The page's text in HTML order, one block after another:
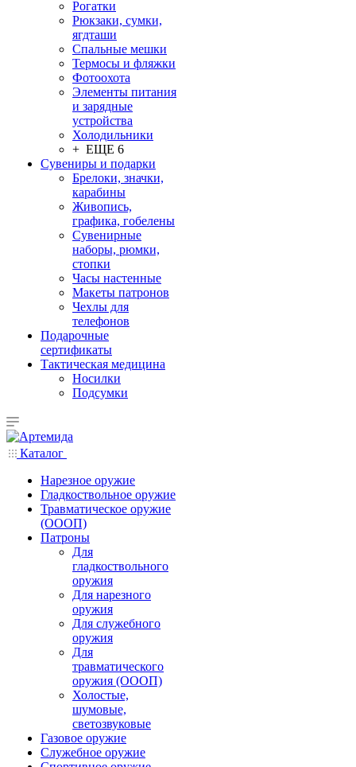
Рогатки
Рюкзаки, сумки,
ягдташи
Спальные мешки
Термосы и фляжки
Фотоохота
Элементы питания
и зарядные
устройства
Холодильники
+ ЕЩЕ 6
Сувениры и подарки
Брелоки, значки,
карабины
Живопись,
графика, гобелены
Сувенирные
наборы, рюмки,
стопки
Часы настенные
Макеты патронов
Чехлы для
телефонов
Подарочные
сертификаты
Тактическая медицина
Носилки
Подсумки
Каталог
Нарезное оружие
Гладкоствольное оружие
Травматическое оружие
(ОООП)
Патроны
Для
гладкоствольного
оружия
Для нарезного
оружия
Для служебного
оружия
Для
травматического
оружия (ОООП)
Холостые,
шумовые,
светозвуковые
Газовое оружие
Служебное оружие